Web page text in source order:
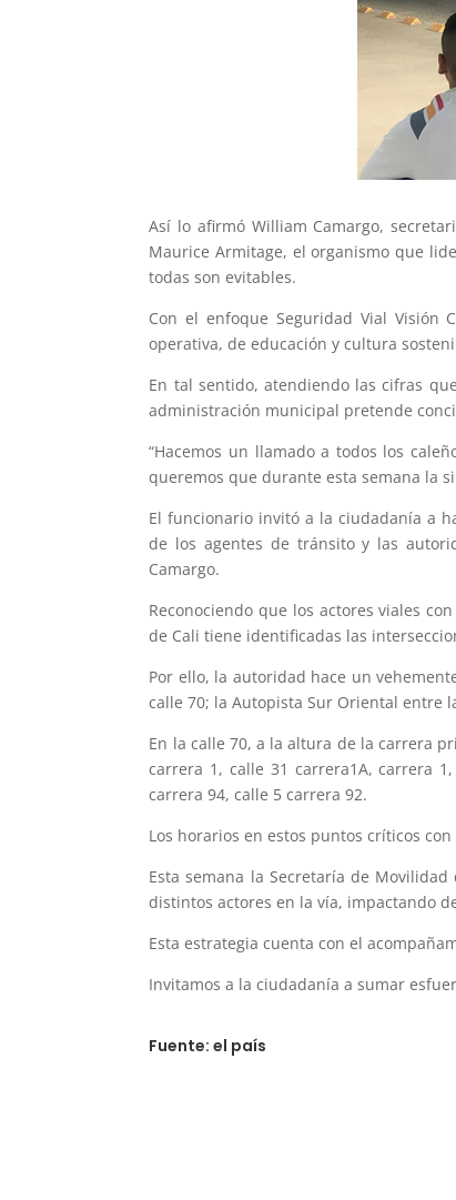
Así lo afirmó William Camargo,
Maurice Armitage, el organismo que
todas son evitables.
Con el enfoque Seguridad Vial Visión
operativa, de educación y cultura
En tal sentido, atendiendo las cifras
administración municipal pretende
“Hacemos un llamado a todos los
queremos que durante esta semana la
El funcionario invitó a la ciudadanía a
de los agentes de tránsito y las
Camargo.
Reconociendo que los actores viales
de Cali tiene identificadas las
Por ello, la autoridad hace un
calle 70; la Autopista Sur Oriental entre
En la calle 70, a la altura de la carrera
carrera 1, calle 31 carrera1A, carrera
carrera 94, calle 5 carrera 92.
Los horarios en estos puntos críticos
Esta semana la Secretaría de
distintos actores en la vía, impactando
Esta estrategia cuenta con el
Invitamos a la ciudadanía a sumar
Fuente: el país